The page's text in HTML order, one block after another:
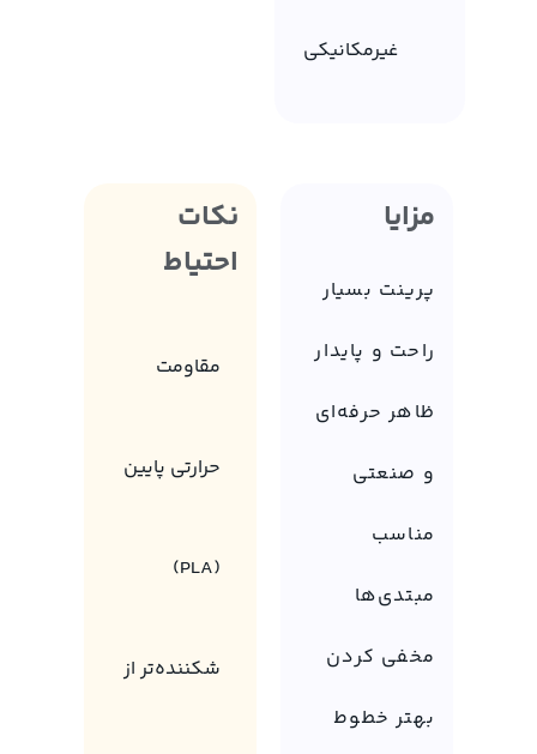
غیرمکانیکی
مزایا
پرینت بسیار
راحت و پایدار
ظاهر حرفه‌ای
و صنعتی
مناسب
مبتدی‌ها
مخفی کردن
بهتر خطوط
نکات
احتیاط
مقاومت
حرارتی پایین
(PLA)
شکننده‌تر از